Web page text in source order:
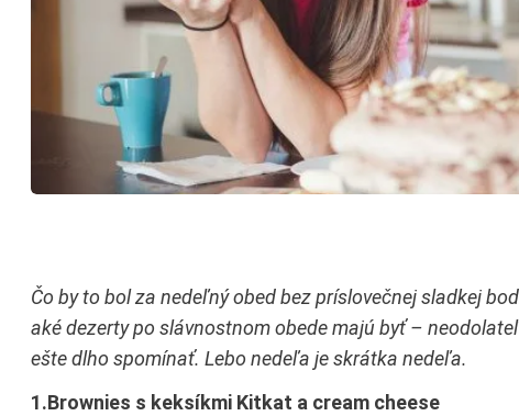
Čo by to bol za nedeľný obed bez príslovečnej sladkej
aké dezerty po slávnostnom obede majú byť – neodolateľ
ešte dlho spomínať. Lebo nedeľa je skrátka nedeľa.
1.Brownies s keksíkmi Kitkat a cream cheese